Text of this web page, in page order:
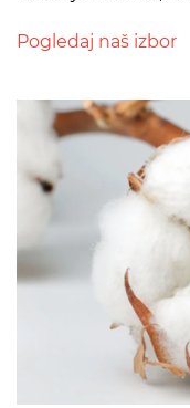
Pogledaj naš izbor